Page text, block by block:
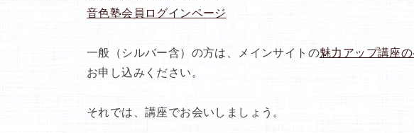
音色塾会員ログインページ
一般（シルバー含）の方は、メインサイトの魅力アップ講座
お申し込みください。
それでは、講座でお会いしましょう。